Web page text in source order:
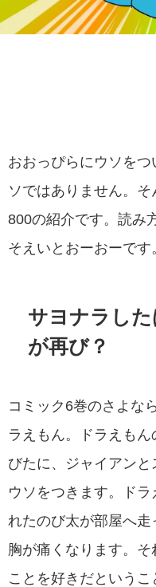
おおっぴらにウソを
ソではありません。
800の紹介です。読み
そえいとおーおーです
サヨナラし
が再び？
コミック6巻のさよな
ラえもん。ドラえも
びたに、ジャイアン
ウソをつきます。ド
れたのび太が部屋へ
胸が痛くなります。
ことを好きだという